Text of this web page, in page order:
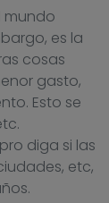
mundo
es la
cosas
gasto,
Esto se
diga si las
etc,